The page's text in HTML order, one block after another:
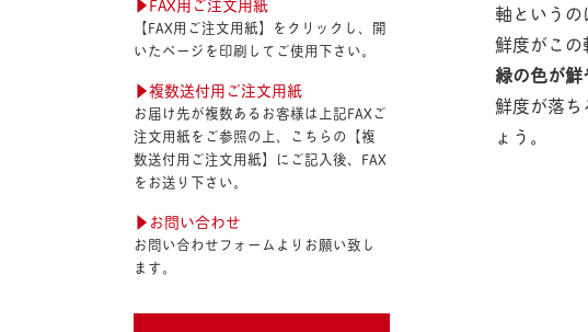
軸という
鮮度がこの
緑の色が鮮
鮮度が落
ょう。
【FAX用ご注文用紙】をクリックし、開
いたページを印刷してご使用下さい。
▶︎複数送付用ご注文用紙
お届け先が複数あるお客様は上記FAXご
注文用紙をご参照の上、こちらの【複
数送付用ご注文用紙】にご記入後、FAX
をお送り下さい。
▶︎お問い合わせ
お問い合わせフォームよりお願い致し
ます。